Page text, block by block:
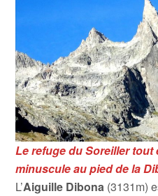
Le refuge du Soreiller tout
minuscule au pied de la
L’Aiguille Dibona (3131m)